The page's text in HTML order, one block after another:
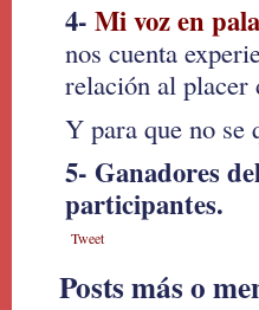
4- Mi voz en
nos cuenta
relación al placer
Y para que no se
5- Ganadores
participantes.
Tweet
Posts más o